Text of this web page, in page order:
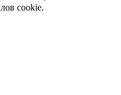
cookie.